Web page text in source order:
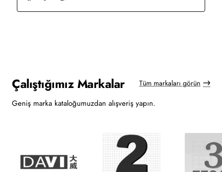
Çalıştığımız Markalar Tüm markaları görün
Geniş marka kataloğumuzdan alışveriş yapın.